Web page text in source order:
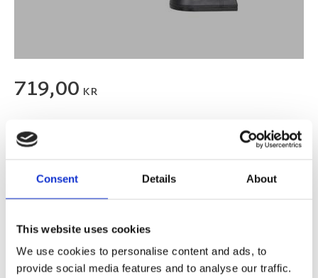
Consent Details About
This website uses cookies
We use cookies to personalise content and ads, to
provide social media features and to analyse our traffic.
719,00 KR
FLER FÄRGER
Lägg till i favoriter
BEVAKA